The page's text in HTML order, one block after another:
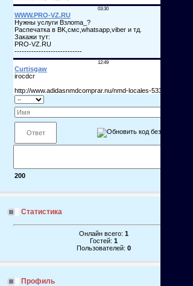
200
Статистика
Онлайн всего: 1
Гостей: 1
Пользователей: 0
Профиль